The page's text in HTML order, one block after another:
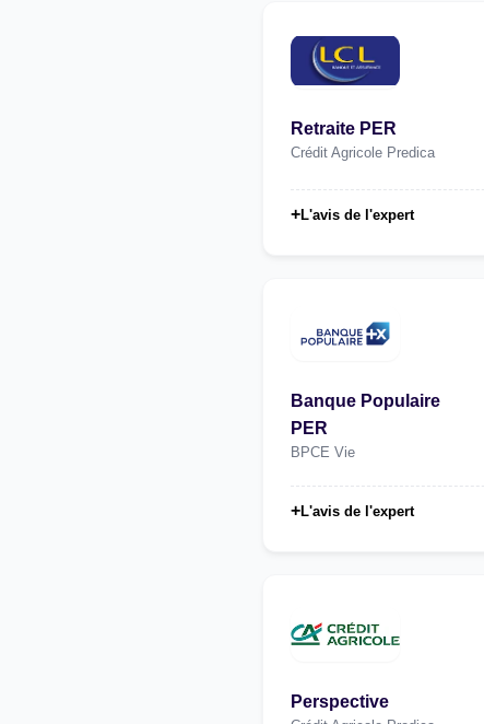
Retraite PER
Crédit Agricole Predica
+L'avis de l'expert
Banque Populaire
PER
BPCE Vie
+L'avis de l'expert
Perspective